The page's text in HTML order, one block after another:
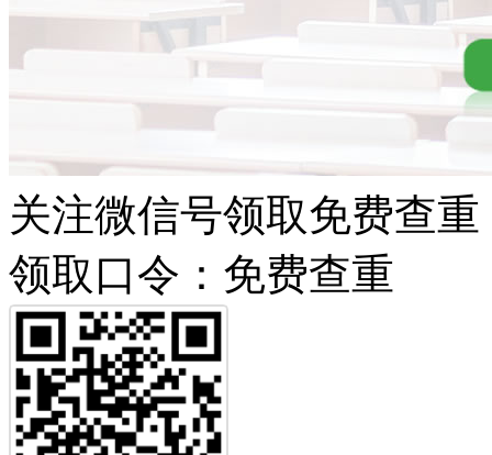
关注微信号领取免费查重
领取口令：免费查重